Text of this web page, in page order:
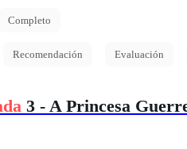
Completo
Recomendación Evaluación
3 - A Princesa